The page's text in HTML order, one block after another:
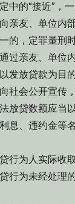
的“接近”，一
友、单位内部
的，定罪量刑
亲友、单位内
放贷款为目的
会公开宣传，
贷数额应当以
息、违约金等
为人实际收取
为未经处理的